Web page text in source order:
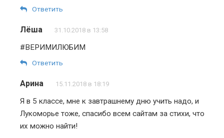
Ответить
Лёша 31.10.2018 в 13:58
#ВЕРИМИЛЮБИМ
Ответить
Арина 15.11.2018 в 18:19
Я в 5 классе, мне к завтрашнему дню учить надо, и
Лукоморье тоже, спасибо всем сайтам за стихи, что
их можно найти!